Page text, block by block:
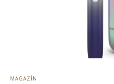
MAGAZÍN